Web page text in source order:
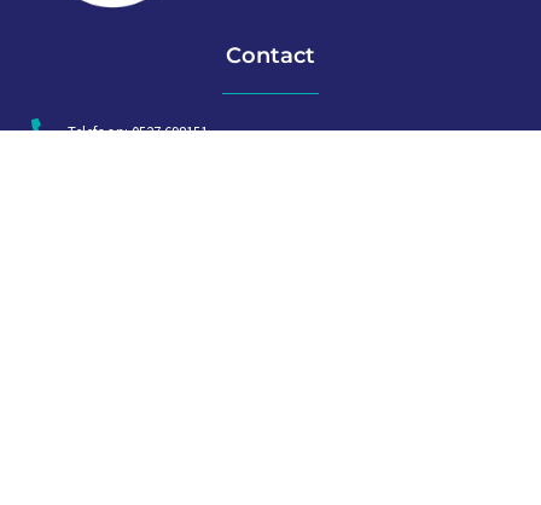
Contact
Telefoon: 0527 698151